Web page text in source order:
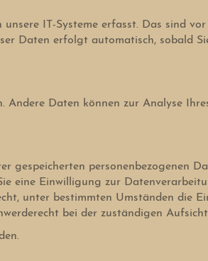
IT-Systeme erfasst. Das sind
Daten erfolgt automatisch, sobald
Andere Daten können zur Analyse
gespeicherten personenbezogenen
eine Einwilligung zur
unter bestimmten Umständen die
bei der zuständigen